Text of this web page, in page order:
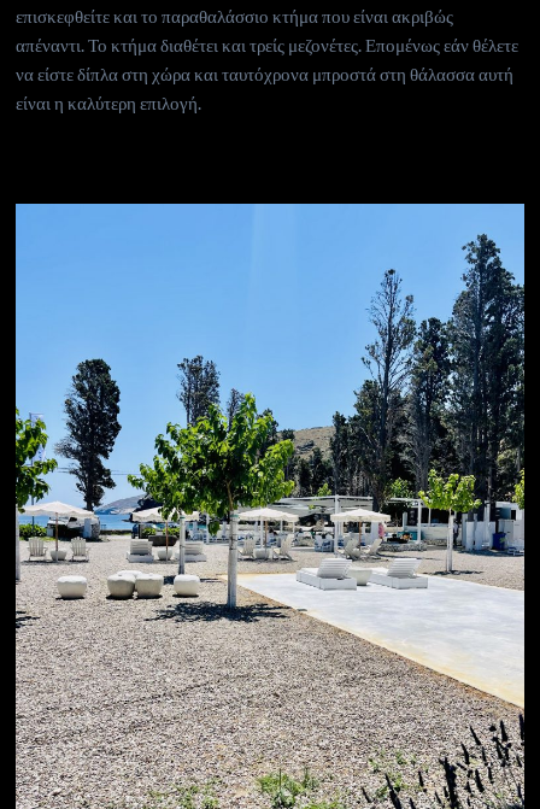
επισκεφθείτε και το παραθαλάσσιο κτήμα που είναι ακριβώς
απέναντι. Το κτήμα διαθέτει και τρείς μεζονέτες. Επομένως εάν θέλετε
να είστε δίπλα στη χώρα και ταυτόχρονα μπροστά στη θάλασσα αυτή
είναι η καλύτερη επιλογή.